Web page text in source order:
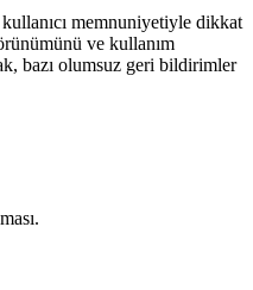
memnuniyetiyle dikkat
ve kullanım
bazı olumsuz geri bildirimler